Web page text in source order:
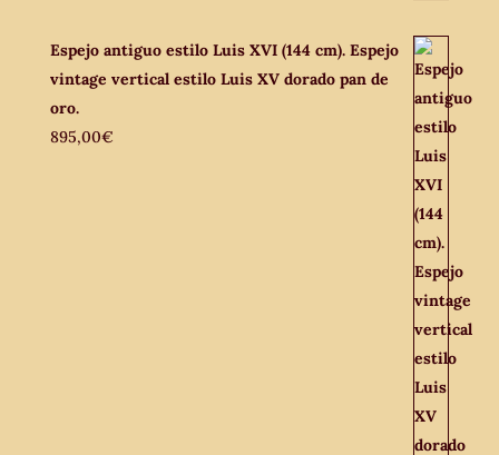
Espejo antiguo estilo Luis XVI (144 cm). Espejo
vintage vertical estilo Luis XV dorado pan de
oro.
895,00€